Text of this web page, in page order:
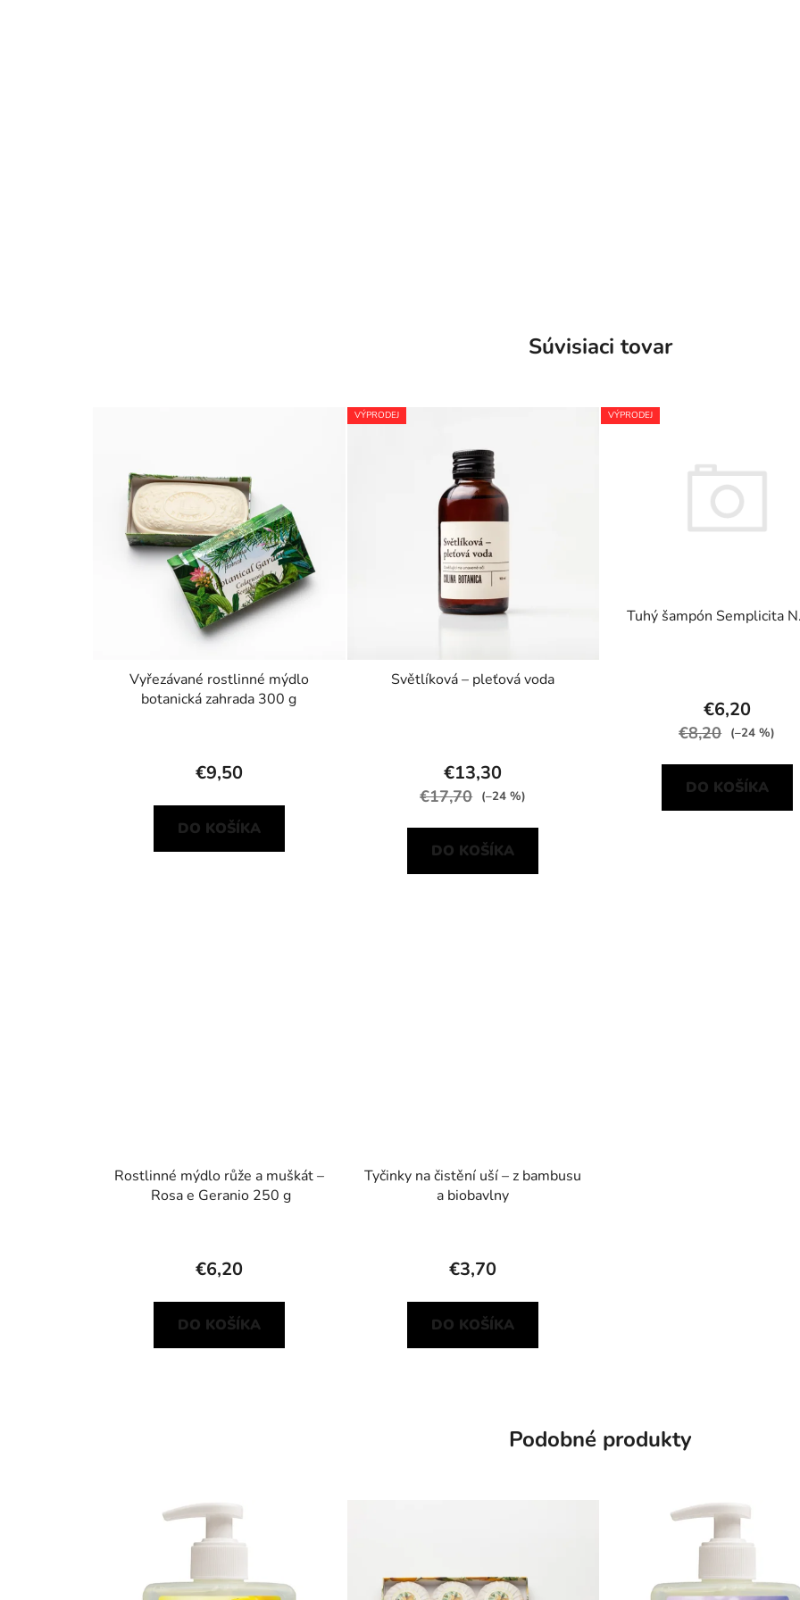
Súvisiaci tovar
Vyřezávané rostlinné mýdlo
botanická zahrada 300 g
€9,50
DO KOŠÍKA
VÝPRODEJ
Světlíková – pleťová voda
€13,30
€17,70 (–24 %)
DO KOŠÍKA
VÝPRODEJ
Tuhý šampón Semplicita
€6,20
€8,20 (–24 %)
DO KOŠÍKA
Rostlinné mýdlo růže a muškát –
Rosa e Geranio 250 g
€6,20
DO KOŠÍKA
Tyčinky na čistění uší – z bambusu
a biobavlny
€3,70
DO KOŠÍKA
Podobné produkty